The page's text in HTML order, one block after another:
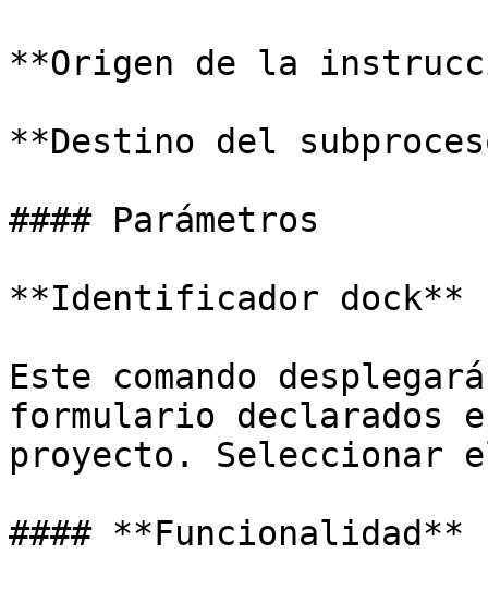
**Origen de la
**Destino del
#### Parámetros
**Identificador dock**
Este comando
formulario declarados
proyecto. Seleccionar
#### **Funcionalidad**